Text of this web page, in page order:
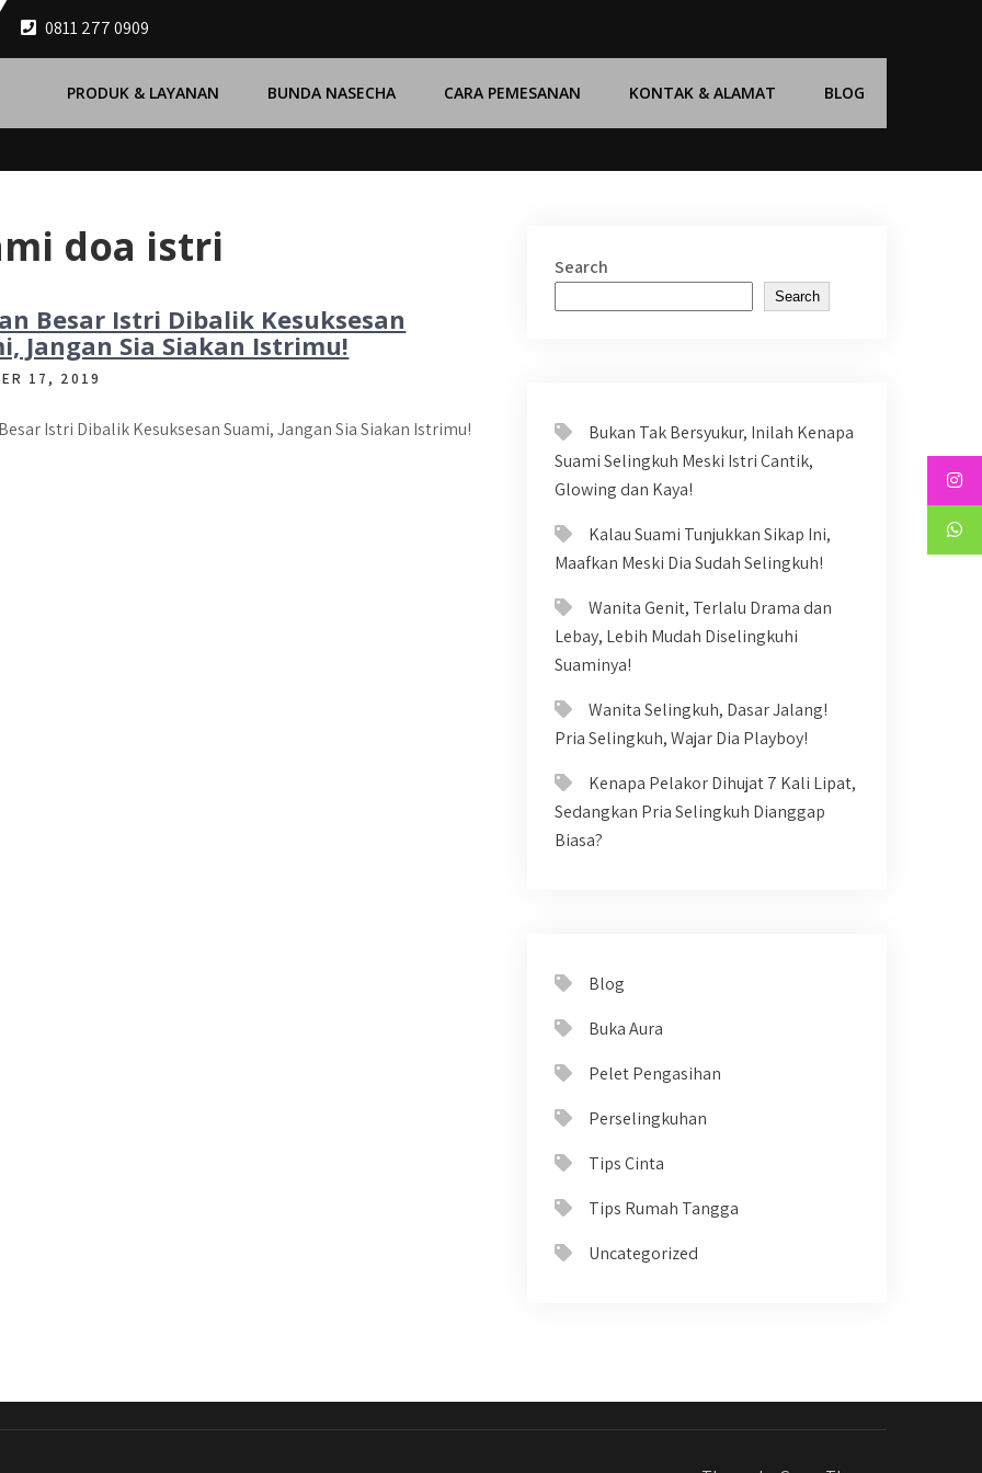
0811 277 0909
PRODUK & LAYANAN BUNDA NASECHA CARA PEMESANAN KONTAK & ALAMAT BLOG
doa istri
Besar Istri Dibalik Kesuksesan
Jangan Sia Siakan Istrimu!
17, 2019
Istri Dibalik Kesuksesan Suami, Jangan Sia Siakan Istrimu!
Search
Search
Bukan Tak Bersyukur, Inilah Kenapa
Suami Selingkuh Meski Istri Cantik,
Glowing dan Kaya!
Kalau Suami Tunjukkan Sikap Ini,
Maafkan Meski Dia Sudah Selingkuh!
Wanita Genit, Terlalu Drama dan
Lebay, Lebih Mudah Diselingkuhi
Suaminya!
Wanita Selingkuh, Dasar Jalang!
Pria Selingkuh, Wajar Dia Playboy!
Kenapa Pelakor Dihujat 7 Kali Lipat,
Sedangkan Pria Selingkuh Dianggap
Biasa?
Blog
Buka Aura
Pelet Pengasihan
Perselingkuhan
Tips Cinta
Tips Rumah Tangga
Uncategorized